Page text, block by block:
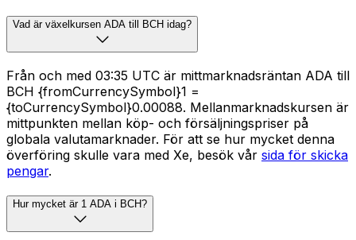
Vad är växelkursen ADA till BCH idag?
Från och med 03:35 UTC är mittmarknadsräntan ADA till
BCH {fromCurrencySymbol}1 =
{toCurrencySymbol}0.00088. Mellanmarknadskursen är
mittpunkten mellan köp- och försäljningspriser på
globala valutamarknader. För att se hur mycket denna
överföring skulle vara med Xe, besök vår sida för skicka
pengar.
Hur mycket är 1 ADA i BCH?